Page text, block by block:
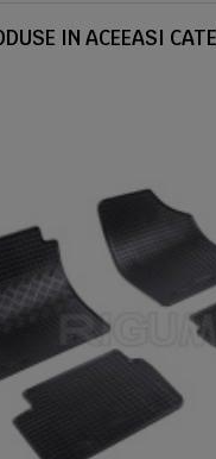
IN ACEEASI